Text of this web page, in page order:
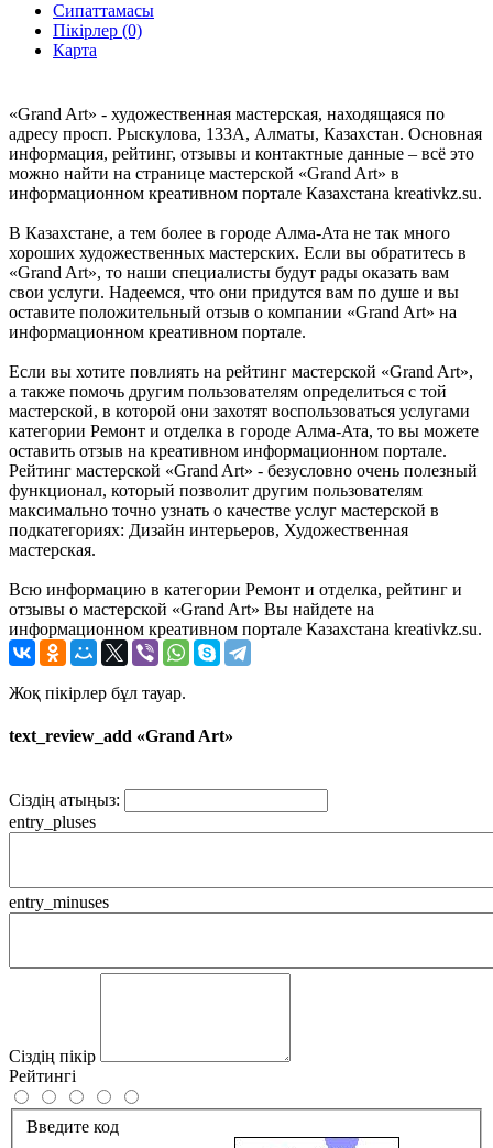
Сипаттамасы
Пікірлер (0)
Карта
«Grand Art» - художественная мастерская, находящаяся по
адресу просп. Рыскулова, 133А, Алматы, Казахстан. Основная
информация, рейтинг, отзывы и контактные данные – всё это
можно найти на странице мастерской «Grand Art» в
информационном креативном портале Казахстана kreativkz.su.
В Казахстане, а тем более в городе Алма-Ата не так много
хороших художественных мастерских. Если вы обратитесь в
«Grand Art», то наши специалисты будут рады оказать вам
свои услуги. Надеемся, что они придутся вам по душе и вы
оставите положительный отзыв о компании «Grand Art» на
информационном креативном портале.
Если вы хотите повлиять на рейтинг мастерской «Grand Art»,
а также помочь другим пользователям определиться с той
мастерской, в которой они захотят воспользоваться услугами
категории Ремонт и отделка в городе Алма-Ата, то вы можете
оставить отзыв на креативном информационном портале.
Рейтинг мастерской «Grand Art» - безусловно очень полезный
функционал, который позволит другим пользователям
максимально точно узнать о качестве услуг мастерской в
подкатегориях: Дизайн интерьеров, Художественная
мастерская.
Всю информацию в категории Ремонт и отделка, рейтинг и
отзывы о мастерской «Grand Art» Вы найдете на
информационном креативном портале Казахстана kreativkz.su.
Жоқ пікірлер бұл тауар.
text_review_add «Grand Art»
Сіздің атыңыз:
entry_pluses
entry_minuses
Сіздің пікір
Рейтингі
Введите код